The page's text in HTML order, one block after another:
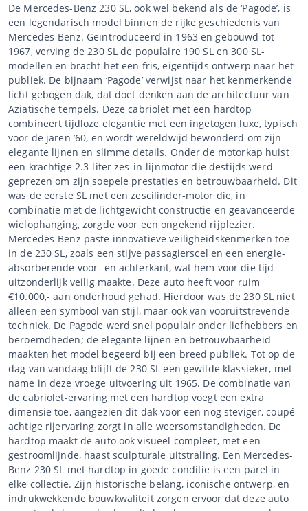
De Mercedes-Benz 230 SL, ook wel bekend als de ‘Pagode’, is
een legendarisch model binnen de rijke geschiedenis van
Mercedes-Benz. Geïntroduceerd in 1963 en gebouwd tot
1967, verving de 230 SL de populaire 190 SL en 300 SL-
modellen en bracht het een fris, eigentijds ontwerp naar het
publiek. De bijnaam ‘Pagode’ verwijst naar het kenmerkende
licht gebogen dak, dat doet denken aan de architectuur van
Aziatische tempels. Deze cabriolet met een hardtop
combineert tijdloze elegantie met een ingetogen luxe, typisch
voor de jaren ’60, en wordt wereldwijd bewonderd om zijn
elegante lijnen en slimme details. Onder de motorkap huist
een krachtige 2.3-liter zes-in-lijnmotor die destijds werd
geprezen om zijn soepele prestaties en betrouwbaarheid. Dit
was de eerste SL met een zescilinder-motor die, in
combinatie met de lichtgewicht constructie en geavanceerde
wielophanging, zorgde voor een ongekend rijplezier.
Mercedes-Benz paste innovatieve veiligheidskenmerken toe
in de 230 SL, zoals een stijve passagierscel en een energie-
absorberende voor- en achterkant, wat hem voor die tijd
uitzonderlijk veilig maakte. Deze auto heeft voor ruim
€10.000,- aan onderhoud gehad. Hierdoor was de 230 SL niet
alleen een symbool van stijl, maar ook van vooruitstrevende
techniek. De Pagode werd snel populair onder liefhebbers en
beroemdheden; de elegante lijnen en betrouwbaarheid
maakten het model begeerd bij een breed publiek. Tot op de
dag van vandaag blijft de 230 SL een gewilde klassieker, met
name in deze vroege uitvoering uit 1965. De combinatie van
de cabriolet-ervaring met een hardtop voegt een extra
dimensie toe, aangezien dit dak voor een nog steviger, coupé-
achtige rijervaring zorgt in alle weersomstandigheden. De
hardtop maakt de auto ook visueel compleet, met een
gestroomlijnde, haast sculpturale uitstraling. Een Mercedes-
Benz 230 SL met hardtop in goede conditie is een parel in
elke collectie. Zijn historische belang, iconische ontwerp, en
indrukwekkende bouwkwaliteit zorgen ervoor dat deze auto